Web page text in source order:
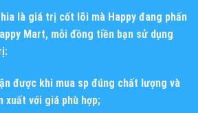
là giá trị cốt lõi mà Happy đang phấn
Mart, mỗi đồng tiền bạn sử dụng
được khi mua sp đúng chất lượng và
xuất với giá phù hợp;